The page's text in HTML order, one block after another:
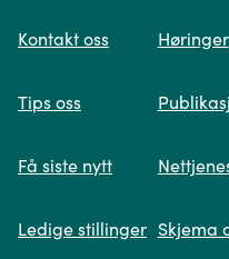
søk og viser deg
Kontakt oss
Tips oss
Få siste nytt
Ledige stillinger
Høringer
Skjema